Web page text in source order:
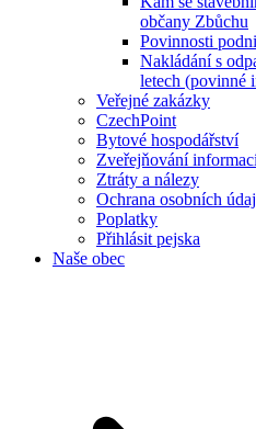
občany Zbůchu
Povinnosti
Nakládání s
letech (povinné
Veřejné zakázky
CzechPoint
Bytové hospodářství
Zveřejňování
Ztráty a nálezy
Ochrana osobních
Poplatky
Přihlásit pejska
Naše obec